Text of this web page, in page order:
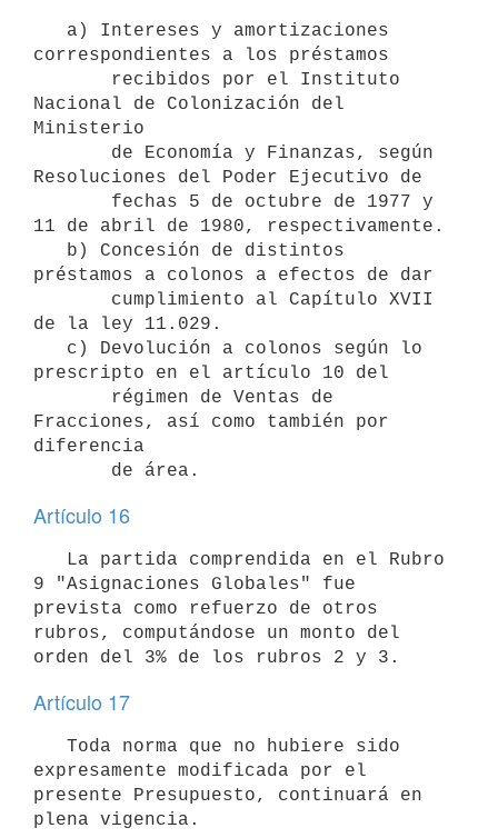
correspondientes a los préstamos
Nacional de Colonización del
Ministerio
Resoluciones del Poder Ejecutivo de
11 de abril de 1980, respectivamente.
préstamos a colonos a efectos de dar
de la ley 11.029.
prescripto en el artículo 10 del
Fracciones, así como también por
diferencia
Artículo 16
9 "Asignaciones Globales" fue
prevista como refuerzo de otros
rubros, computándose un monto del
orden del 3% de los rubros 2 y 3.
Artículo 17
expresamente modificada por el
presente Presupuesto, continuará en
plena vigencia.